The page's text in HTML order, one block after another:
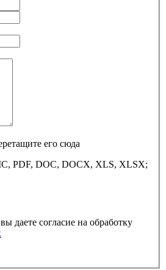
его сюда
PDF, DOC, DOCX, XLS, XLSX;
даете согласие на обработку